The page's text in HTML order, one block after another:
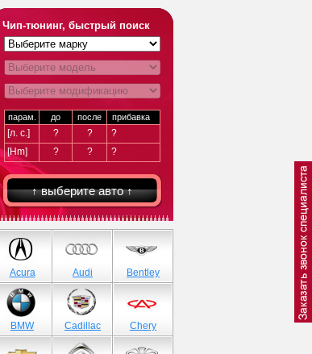
Чип-тюнинг, быстрый поиск
парам. до после прибавка
[л. с.] ? ?
?
[Hm]
? ? ?
↑ выберите авто ↑
Acura Audi Bentley
BMW Cadillac Chery